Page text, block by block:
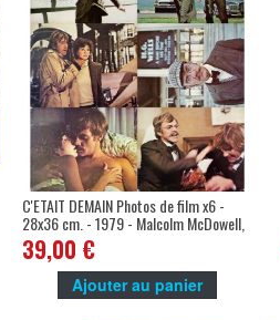
C'ETAIT DEMAIN Photos de film x6 -
28x36 cm. - 1979 - Malcolm McDowell,
Nicholas Meyer
39,00 €
Ajouter au panier